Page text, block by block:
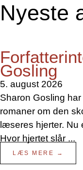
Nyeste
Gosling
5. august 2026
Sharon Gosling
romaner om den
læseres hjerter. Nu
Hvor hjertet slår ...
LÆS MERE →